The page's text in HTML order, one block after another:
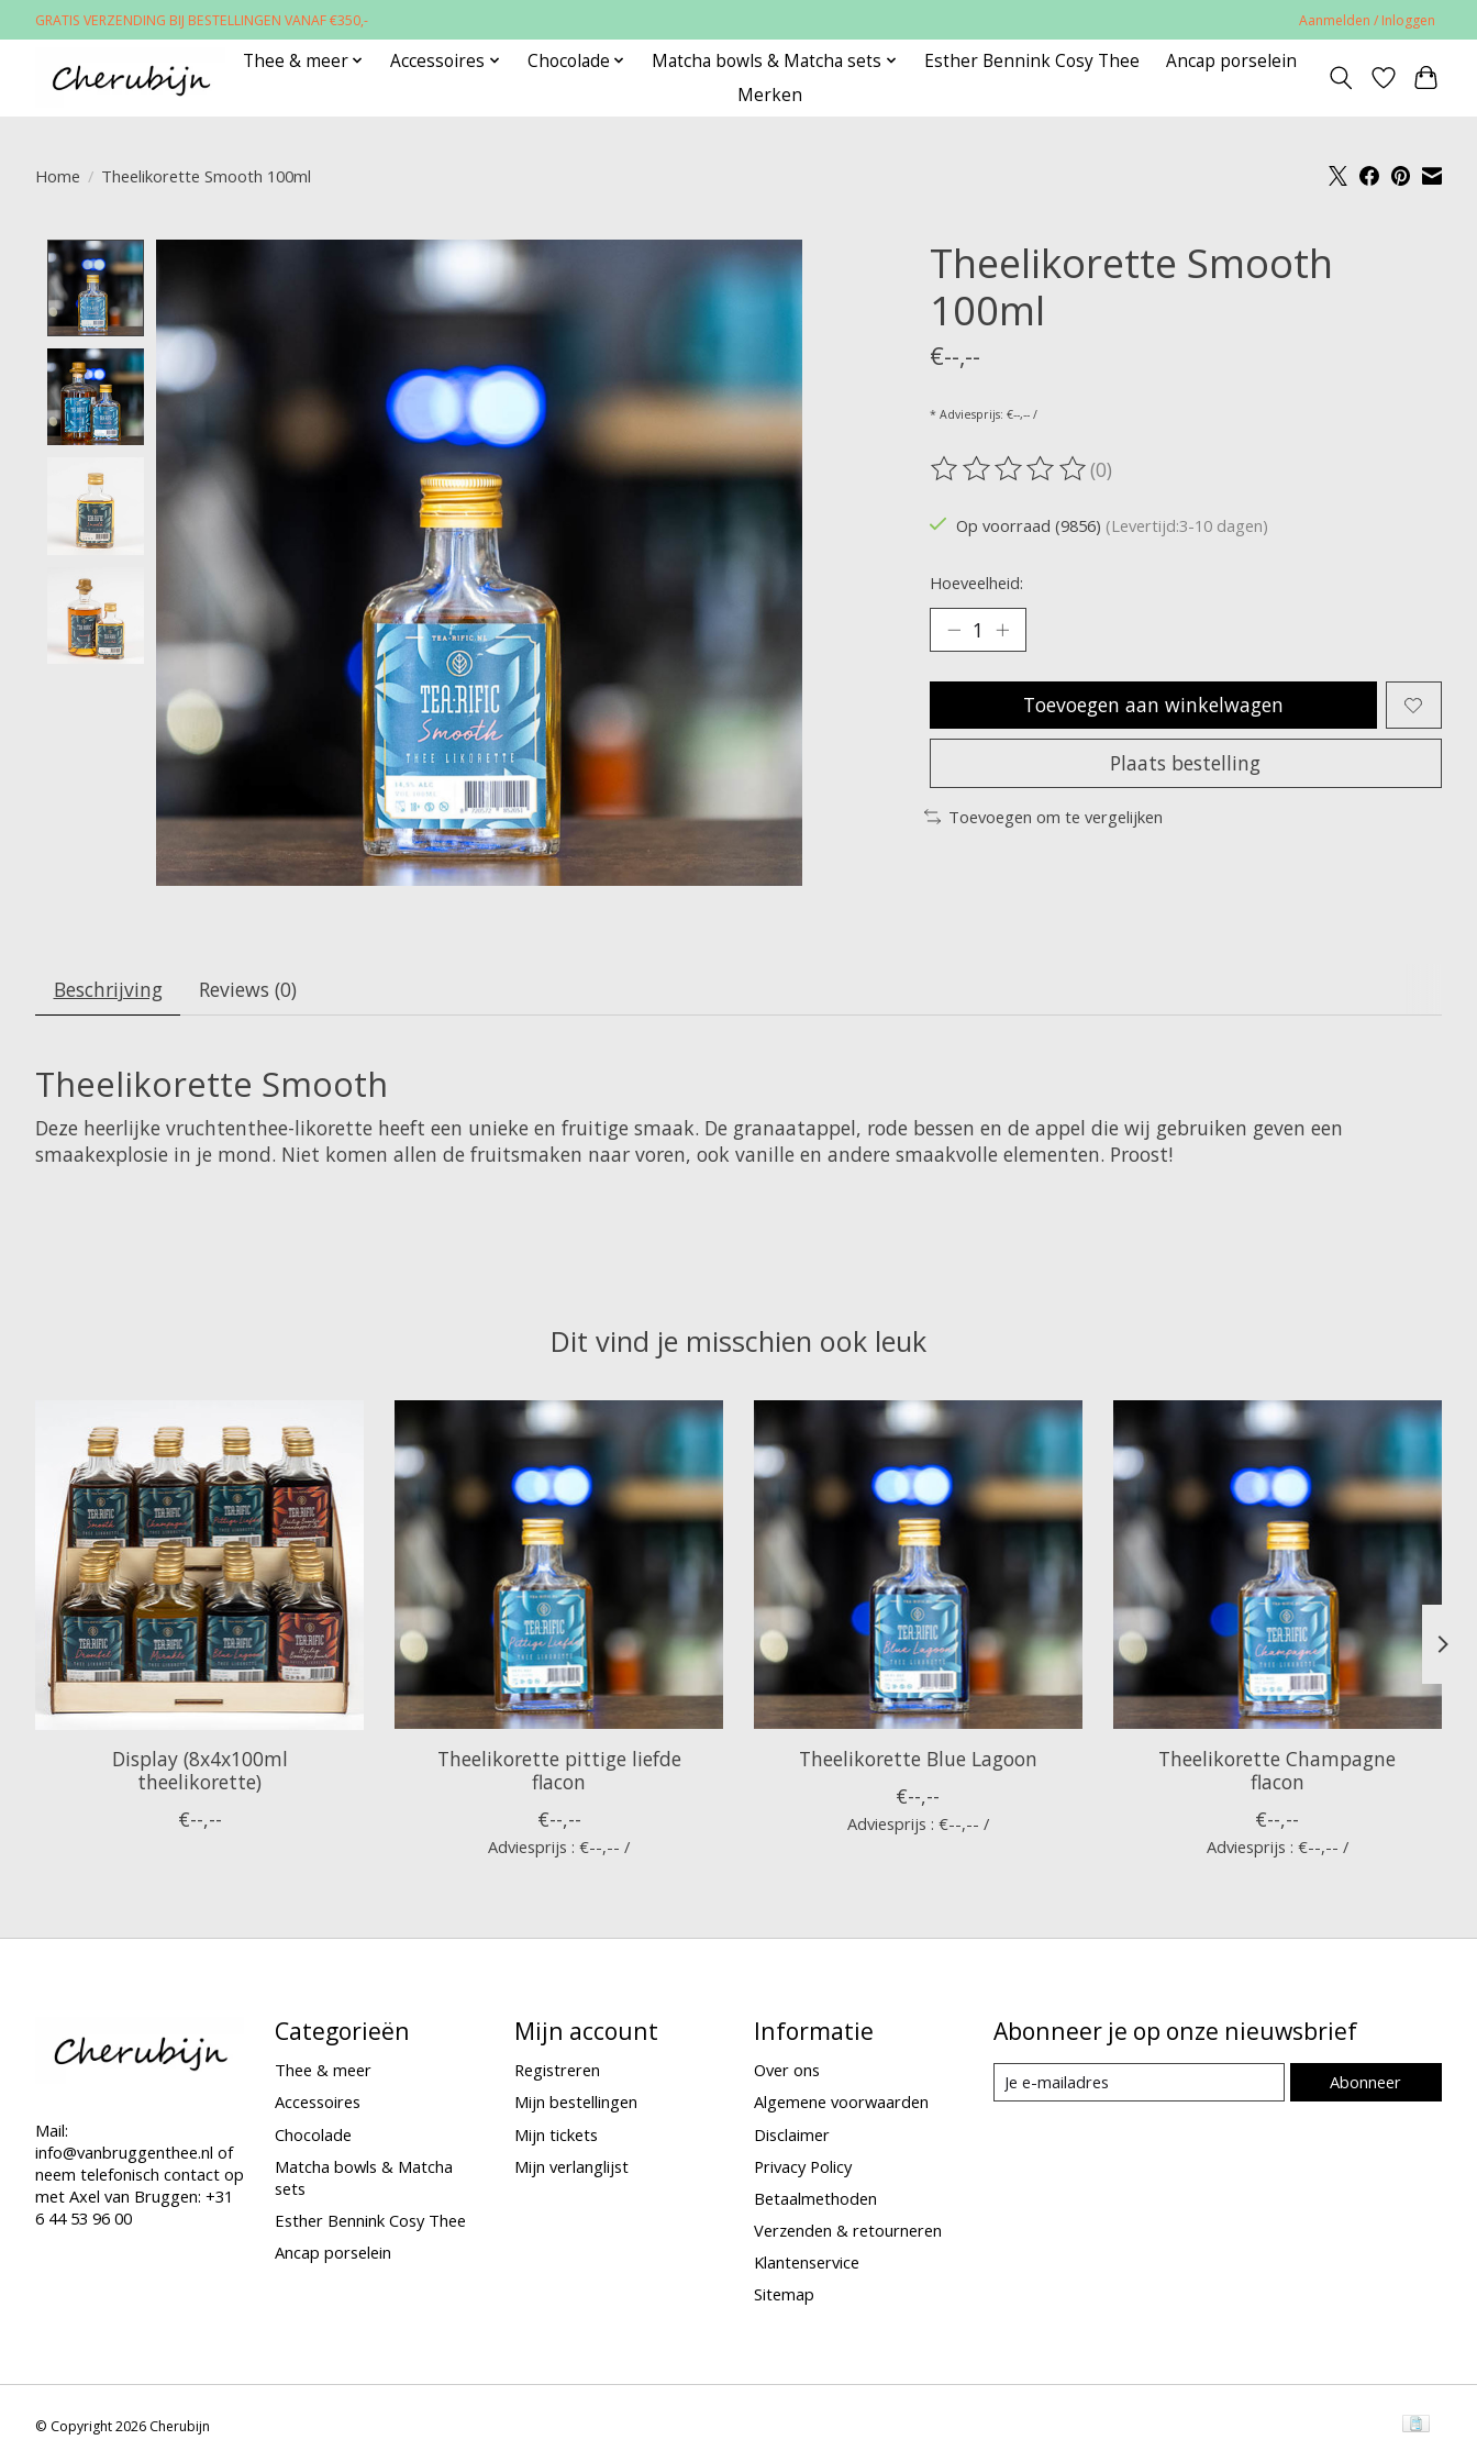
GRATIS VERZENDING BIJ BESTELLINGEN VANAF €350,- Aanmelden / Inloggen
Thee & meer Accessoires Chocolade Matcha bowls & Matcha sets Esther Bennink Cosy Thee
Ancap porselein
Merken
Home / Theelikorette Smooth 100ml
Product image slideshow Items
Theelikorette Smooth
100ml
€--,--
* Adviesprijs: €--,-- /
De beoordeling van dit product is
(0)
Op voorraad (9856) (Levertijd:3-10 dagen)
Hoeveelheid:
Toevoegen aan winkelwagen
Plaats bestelling
Toevoegen om te vergelijken
Beschrijving Reviews (0)
Theelikorette Smooth
Deze heerlijke vruchtenthee-likorette heeft een unieke en fruitige smaak. De granaatappel, rode bessen en de appel die wij gebruiken geven een
smaakexplosie in je mond. Niet komen allen de fruitsmaken naar voren, ook vanille en andere smaakvolle elementen. Proost!
Dit vind je misschien ook leuk
Display (8x4x100ml
theelikorette)
€--,--
Theelikorette pittige liefde
flacon
€--,--
Adviesprijs : €--,-- /
Theelikorette Blue Lagoon
€--,--
Adviesprijs : €--,-- /
Theelikorette Champagne
flacon
€--,--
Adviesprijs : €--,-- /
Mail:
info@vanbruggenthee.nl of
neem telefonisch contact op
met Axel van Bruggen: +31
6 44 53 96 00
Categorieën
Thee & meer
Accessoires
Chocolade
Matcha bowls & Matcha
sets
Esther Bennink Cosy Thee
Ancap porselein
Mijn account
Registreren
Mijn bestellingen
Mijn tickets
Mijn verlanglijst
Informatie
Over ons
Algemene voorwaarden
Disclaimer
Privacy Policy
Betaalmethoden
Verzenden & retourneren
Klantenservice
Sitemap
Abonneer je op onze nieuwsbrief
Abonneer
© Copyright 2026 Cherubijn